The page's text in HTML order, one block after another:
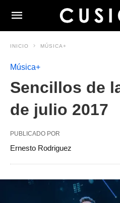
INICIO MÚSICA+
Música+
Sencillos de
de julio 2017
PUBLICADO POR
Ernesto Rodriguez